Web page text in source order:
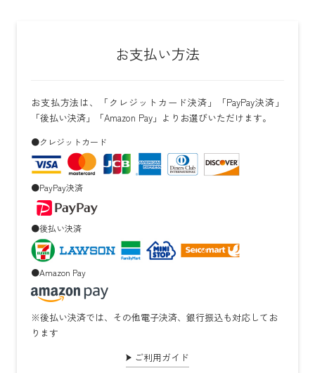
お支払い方法
お支払方法は、「クレジットカード決済」「PayPay決済」
「後払い決済」「Amazon Pay」よりお選びいただけます。
●クレジットカード
●PayPay決済
●後払い決済
●Amazon Pay
※後払い決済では、その他電子決済、銀行振込も対応してお
ります
ご利用ガイド